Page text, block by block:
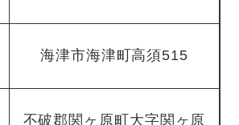
海津市海津町高須515
不破郡関ヶ原町大字関ヶ原